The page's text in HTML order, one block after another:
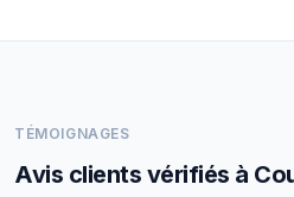
TÉMOIGNAGES
Avis clients vérifiés à